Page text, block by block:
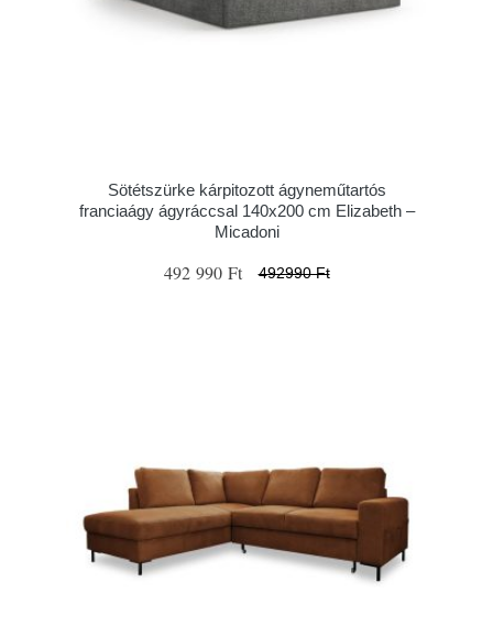
Sötétszürke kárpitozott ágyneműtartós
franciaágy ágyráccsal 140x200 cm Elizabeth –
Micadoni
492 990 Ft 492990 Ft